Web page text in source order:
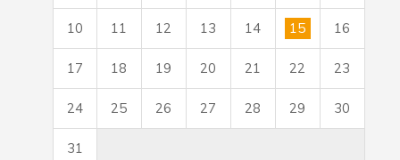
10 11 12 13 14 15 16
17 18 19 20 21 22 23
24 25 26 27 28 29 30
31